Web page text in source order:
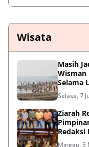
Wisata
Masih
Wisman
Selama
Selasa, 7
Ziarah
Redaksi
Minggu, 3